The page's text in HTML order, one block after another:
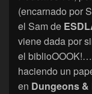
(encarnado por
el Sam de
viene dada por
el
haciendo un
en Dungeons